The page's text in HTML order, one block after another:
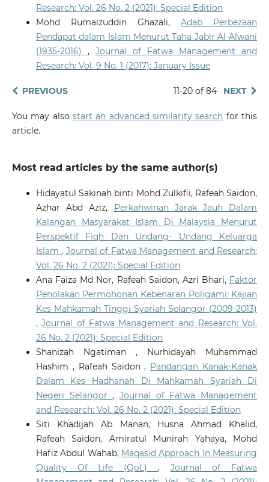
Research: Vol. 26 No. 2 (2021): Special Edition
Mohd Rumaizuddin Ghazali,Adab Perbezaan
Pendapat dalam Islam Menurut Taha Jabir Al-Alwani
(1935-2016) , Journal of Fatwa Management and
Research: Vol. 9 No. 1 (2017): January Issue
PREVIOUS 11-20 of 84 NEXT
You may also start an advanced similarity search for this
article.
Most read articles by the same author(s)
Hidayatul Sakinah binti Mohd Zulkifli, Rafeah Saidon,
Azhar Abd Aziz, Perkahwinan Jarak Jauh Dalam
Kalangan Masyarakat Islam Di Malaysia Menurut
Perspektif Fiqh Dan Undang- Undang Keluarga
Islam, Journal of Fatwa Management and Research:
Vol. 26 No. 2 (2021): Special Edition
Ana Faiza Md Nor, Rafeah Saidon, Azri Bhari, Faktor
Penolakan Permohonan Kebenaran Poligami: Kajian
Kes Mahkamah Tinggi Syariah Selangor (2009-2013)
,Journal of Fatwa Management and Research: Vol.
26 No. 2 (2021): Special Edition
Shanizah Ngatiman , Nurhidayah Muhammad
Hashim , Rafeah Saidon , Pandangan Kanak-Kanak
Dalam Kes Hadhanah Di Mahkamah Syariah Di
Negeri Selangor,Journal of Fatwa Management
and Research: Vol. 26 No. 2 (2021): Special Edition
Siti Khadijah Ab Manan, Husna Ahmad Khalid,
Rafeah Saidon, Amiratul Munirah Yahaya, Mohd
Hafiz Abdul Wahab, Maqasid Approach In Measuring
Quality Of Life (QoL) , Journal of Fatwa